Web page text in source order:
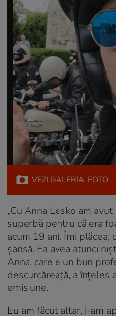
VEZI GALERIA FOTO
„Cu Anna Lesko am
superbă pentru că era
acum 19 ani. Îmi plăcea,
șansă. Ea avea atunci
Anna, care e un bun
descurcăreață, a înțeles
emisiune.
Eu am făcut altar, i-am